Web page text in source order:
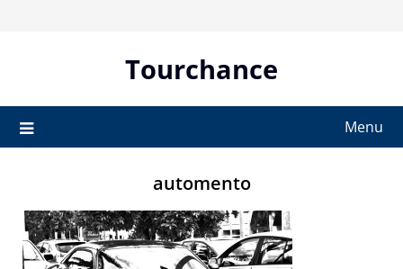
Tourchance
Menu
automento